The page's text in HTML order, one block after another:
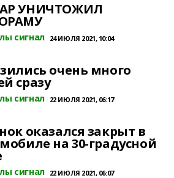
УНИЧТОЖИЛ
сигнал 24 ИЮЛЯ 2021, 10:04
очень много
сразу
сигнал 22 ИЮЛЯ 2021, 06:17
оказался закрыт в
на 30-градусной
сигнал 22 ИЮЛЯ 2021, 06:07